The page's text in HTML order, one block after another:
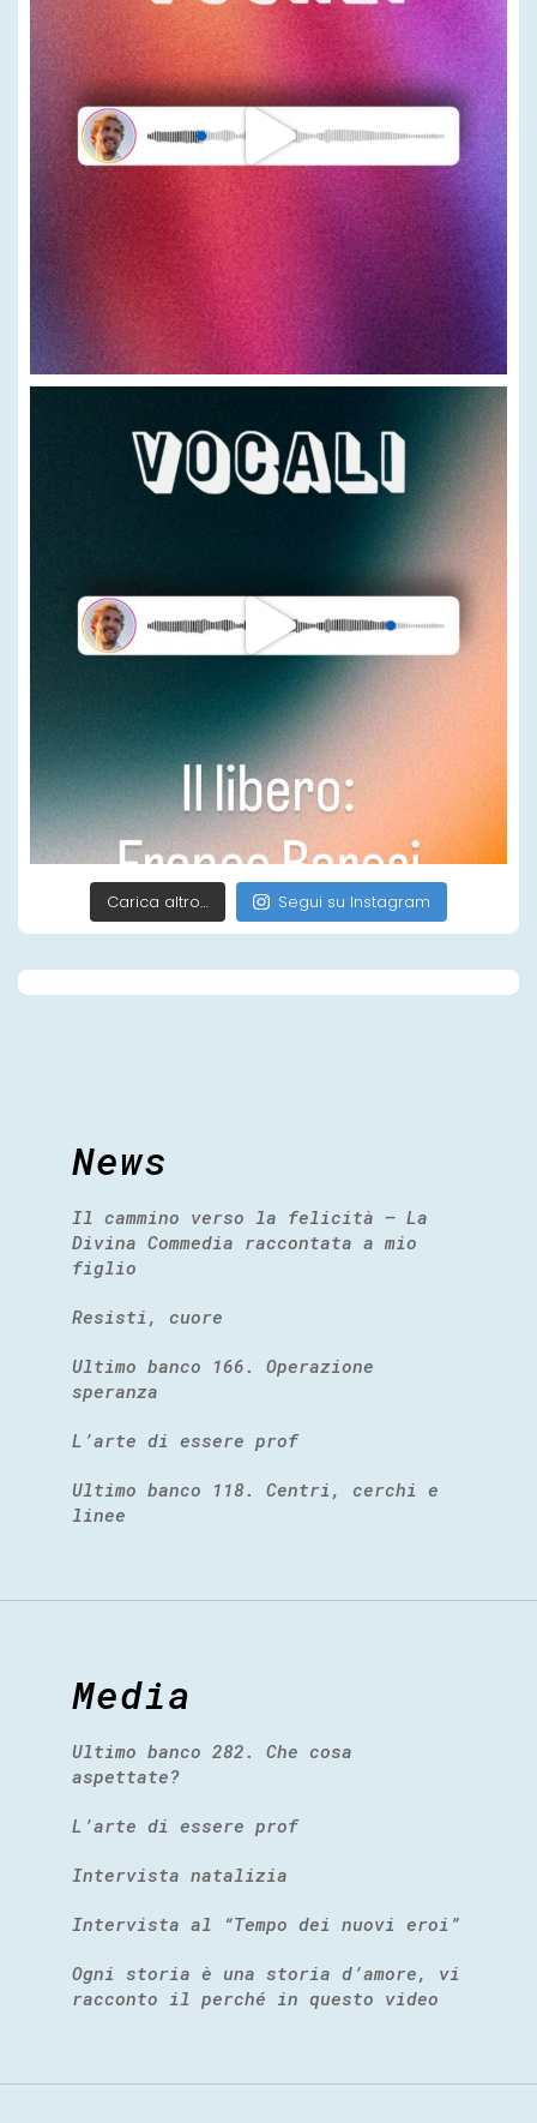
Carica altro… Segui su Instagram
News
Il cammino verso la felicità – La
Divina Commedia raccontata a mio
figlio
Resisti, cuore
Ultimo banco 166. Operazione
speranza
L’arte di essere prof
Ultimo banco 118. Centri, cerchi e
linee
Media
Ultimo banco 282. Che cosa
aspettate?
L’arte di essere prof
Intervista natalizia
Intervista al “Tempo dei nuovi eroi”
Ogni storia è una storia d’amore, vi
racconto il perché in questo video